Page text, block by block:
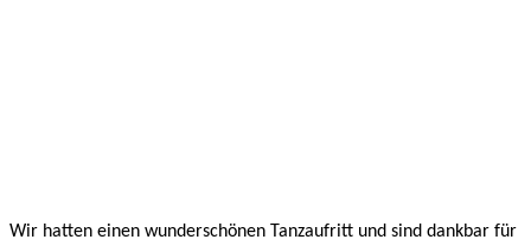
Wir hatten einen wunderschönen Tanzaufritt und sind dankbar für